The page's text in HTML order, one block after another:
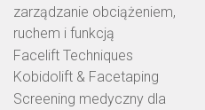
zarządzanie obciążeniem,
ruchem i funkcją
Facelift Techniques
Kobidolift & Facetaping
Screening medyczny dla